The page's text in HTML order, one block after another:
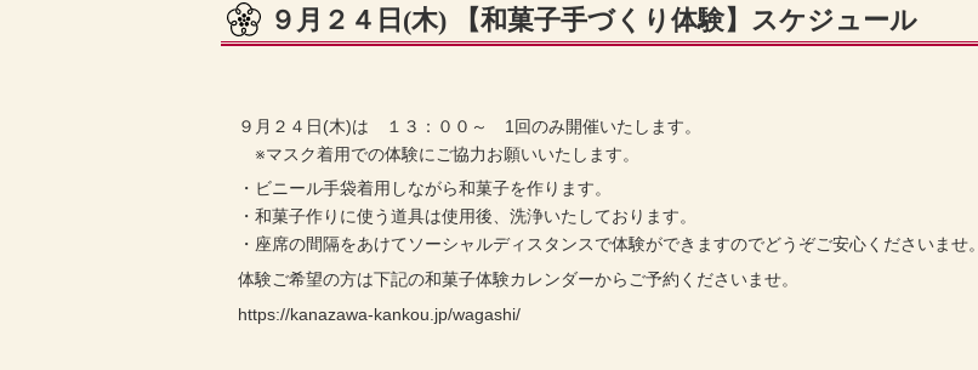
９月２４日(木) 【和菓子手づくり体験】スケジュール
９月２４日(木)は １３：００～ 1回のみ開催いたします。
※マスク着用での体験にご協力お願いいたします。
・ビニール手袋着用しながら和菓子を作ります。
・和菓子作りに使う道具は使用後、洗浄いたしております。
・座席の間隔をあけてソーシャルディスタンスで体験ができますのでどうぞご安心くださいませ。
体験ご希望の方は下記の和菓子体験カレンダーからご予約くださいませ。
https://kanazawa-kankou.jp/wagashi/